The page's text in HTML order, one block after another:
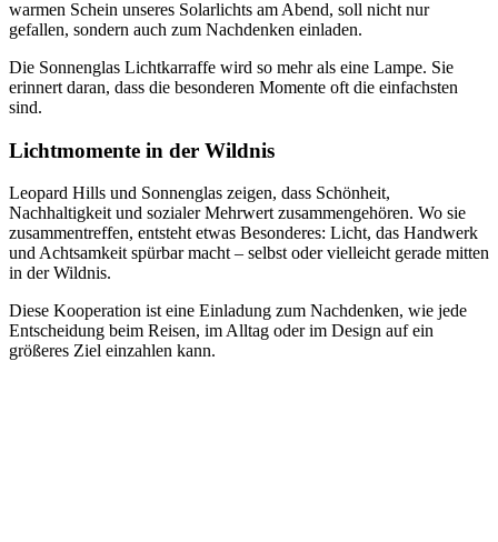
warmen Schein unseres Solarlichts am Abend, soll nicht nur
gefallen, sondern auch zum Nachdenken einladen.
Die Sonnenglas Lichtkarraffe wird so mehr als eine Lampe. Sie
erinnert daran, dass die besonderen Momente oft die einfachsten
sind.
Lichtmomente in der Wildnis
Leopard Hills und Sonnenglas zeigen, dass Schönheit,
Nachhaltigkeit und sozialer Mehrwert zusammengehören. Wo sie
zusammentreffen, entsteht etwas Besonderes: Licht, das Handwerk
und Achtsamkeit spürbar macht – selbst oder vielleicht gerade mitten
in der Wildnis.
Diese Kooperation ist eine Einladung zum Nachdenken, wie jede
Entscheidung beim Reisen, im Alltag oder im Design auf ein
größeres Ziel einzahlen kann.